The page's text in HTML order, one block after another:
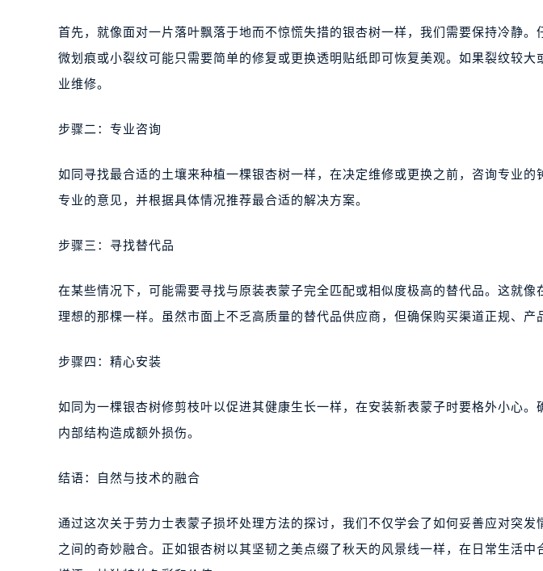
首先，就像面对一片落叶飘落于地而不惊慌失措的银杏树一样，我们需要保持冷静
微划痕或小裂纹可能只需要简单的修复或更换透明贴纸即可恢复美观。如果裂纹较大
业维修。
步骤二：专业咨询
如同寻找最合适的土壤来种植一棵银杏树一样，在决定维修或更换之前，咨询专业
专业的意见，并根据具体情况推荐最合适的解决方案。
步骤三：寻找替代品
在某些情况下，可能需要寻找与原装表蒙子完全匹配或相似度极高的替代品。这就像
理想的那棵一样。虽然市面上不乏高质量的替代品供应商，但确保购买渠道正规、产
步骤四：精心安装
如同为一棵银杏树修剪枝叶以促进其健康生长一样，在安装新表蒙子时要格外小心。
内部结构造成额外损伤。
结语：自然与技术的融合
通过这次关于劳力士表蒙子损坏处理方法的探讨，我们不仅学会了如何妥善应对突
之间的奇妙融合。正如银杏树以其坚韧之美点缀了秋天的风景线一样，在日常生活